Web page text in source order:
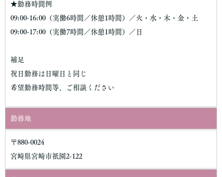
★勤務時間例
09:00-16:00（実働6時間／休憩1時間）／火・水・木・金・土
09:00-17:00（実働7時間／休憩1時間）／日
補足
祝日勤務は日曜日と同じ
希望勤務時間等、ご相談ください
勤務地
〒880-0024
宮崎県宮崎市祇園2-122